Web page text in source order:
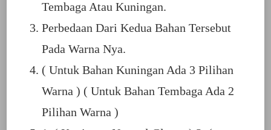
Tembaga Atau Kuningan.
Perbedaan Dari Kedua Bahan Tersebut
Pada Warna Nya.
( Untuk Bahan Kuningan Ada 3 Pilihan
Warna ) ( Untuk Bahan Tembaga Ada 2
Pilihan Warna )